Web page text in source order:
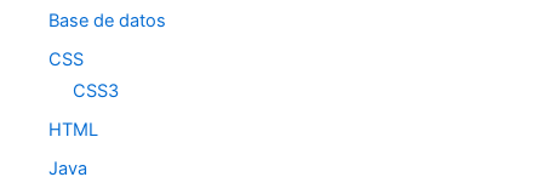
Base de datos
CSS
CSS3
HTML
Java